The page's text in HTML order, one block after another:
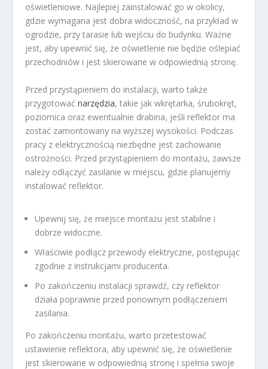
oświetleniowe. Najlepiej zainstalować go w okolicy,
gdzie wymagana jest dobra widoczność, na przykład w
ogrodzie, przy tarasie lub wejściu do budynku. Ważne
jest, aby upewnić się, że oświetlenie nie będzie oślepiać
przechodniów i jest skierowane w odpowiednią stronę.
Przed przystąpieniem do instalacji, warto także
przygotowaćnarzędzia, takie jak wkrętarka, śrubokręt,
poziomica oraz ewentualnie drabina, jeśli reflektor ma
zostać zamontowany na wyższej wysokości. Podczas
pracy z elektrycznością niezbędne jest zachowanie
ostrożności. Przed przystąpieniem do montażu, zawsze
należy odłączyć zasilanie w miejscu, gdzie planujemy
instalować reflektor.
Upewnij się, że miejsce montażu jest stabilne i
dobrze widoczne.
Właściwie podłącz przewody elektryczne, postępując
zgodnie z instrukcjami producenta.
Po zakończeniu instalacji sprawdź, czy reflektor
działa poprawnie przed ponownym podłączeniem
zasilania.
Po zakończeniu montażu, warto przetestować
ustawienie reflektora, aby upewnić się, że oświetlenie
jest skierowane w odpowiednią stronę i spełnia swoje